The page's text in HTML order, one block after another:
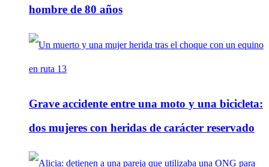
hombre de 80 años
Grave accidente entre una moto y una bicicleta:
dos mujeres con heridas de carácter reservado